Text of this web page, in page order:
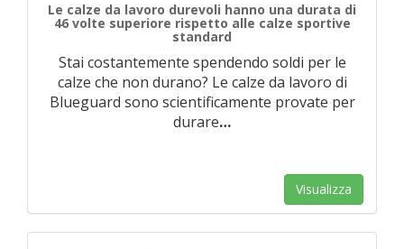
Le calze da lavoro durevoli hanno una durata di
46 volte superiore rispetto alle calze sportive
standard
Stai costantemente spendendo soldi per le
calze che non durano? Le calze da lavoro di
Blueguard sono scientificamente provate per
durare…
Visualizza